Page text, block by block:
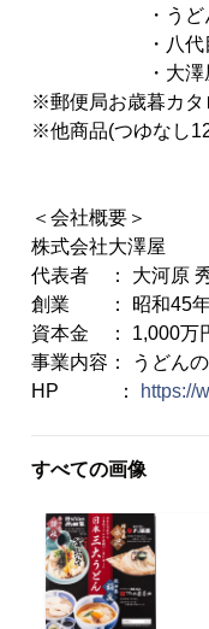
・うどん本
・八代目
・大
※郵便局お歳暮カタ
※他商品(つゆなし
＜会社概要＞
株式会社大澤屋
代表者 ： 大河原
創業 ： 昭和45年
資本金 ： 1,000万
事業内容： うどん
HP ：
https://
すべての画像